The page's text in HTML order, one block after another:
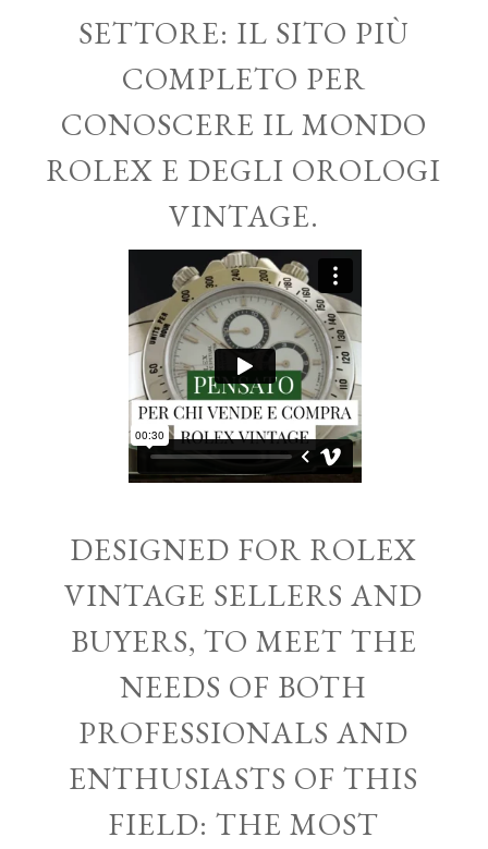
SETTORE: IL SITO PIÙ
COMPLETO PER
CONOSCERE IL MONDO
ROLEX E DEGLI OROLOGI
VINTAGE.
DESIGNED FOR ROLEX
VINTAGE SELLERS AND
BUYERS, TO MEET THE
NEEDS OF BOTH
PROFESSIONALS AND
ENTHUSIASTS OF THIS
FIELD: THE MOST